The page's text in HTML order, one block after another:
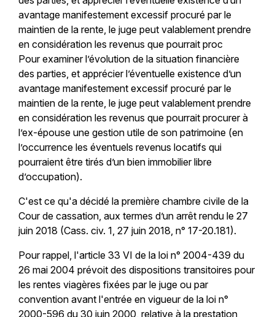
avantage manifestement excessif procuré par le
maintien de la rente, le juge peut valablement prendre
en considération les revenus que pourrait proc
Pour examiner l’évolution de la situation financière
des parties, et apprécier l’éventuelle existence d’un
avantage manifestement excessif procuré par le
maintien de la rente, le juge peut valablement prendre
en considération les revenus que pourrait procurer à
l’ex-épouse une gestion utile de son patrimoine (en
l’occurrence les éventuels revenus locatifs qui
pourraient être tirés d’un bien immobilier libre
d’occupation).
C'est ce qu'a décidé la première chambre civile de la
Cour de cassation, aux termes d’un arrêt rendu le 27
juin 2018 (Cass. civ. 1, 27 juin 2018, n° 17-20.181).
Pour rappel, l'article 33 VI de la loi n° 2004-439 du
26 mai 2004 prévoit des dispositions transitoires pour
les rentes viagères fixées par le juge ou par
convention avant l'entrée en vigueur de la loi n°
2000-596 du 30 juin 2000, relative à la prestation